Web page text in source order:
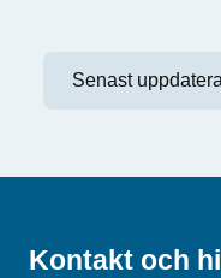
Senast
Kontakt och